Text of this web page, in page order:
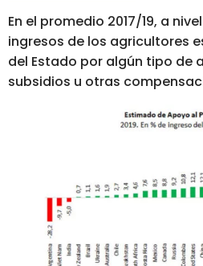
En el promedio 2017/19, a
ingresos de los agricultores
del Estado por algún tipo de
subsidios u otras